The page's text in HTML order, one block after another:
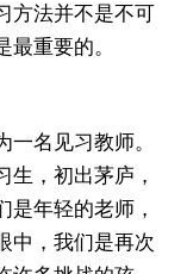
方法并不是不可
重要的。
名见习教师。
生，初出茅庐，
是年轻的老师，
中，我们是再次